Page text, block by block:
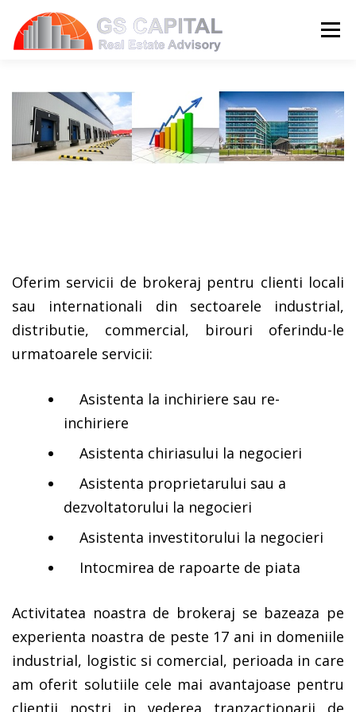
Sari la conținut
HOME PROPRIETATI DESPRE NOI
SERVICII BLOG CONTACT
Oferim servicii de brokeraj pentru clienti locali
sau internationali din sectoarele industrial,
distributie, commercial, birouri oferindu-le
urmatoarele servicii:
Asistenta la inchiriere sau re-
inchiriere
Asistenta chiriasului la negocieri
Asistenta proprietarului sau a
dezvoltatorului la negocieri
Asistenta investitorului la negocieri
Intocmirea de rapoarte de piata
Activitatea noastra de brokeraj se bazeaza pe
experienta noastra de peste 17 ani in domeniile
industrial, logistic si comercial, perioada in care
am oferit solutiile cele mai avantajoase pentru
clientii nostri in vederea tranzactionarii de